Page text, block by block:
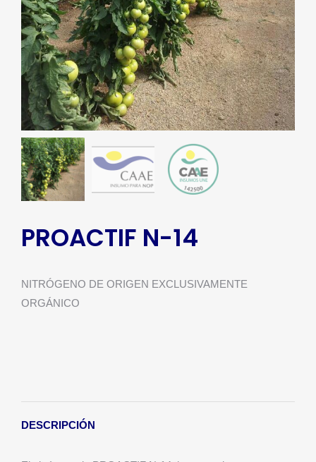
PROACTIF N-14
NITRÓGENO DE ORIGEN EXCLUSIVAMENTE
ORGÁNICO
DESCRIPCIÓN